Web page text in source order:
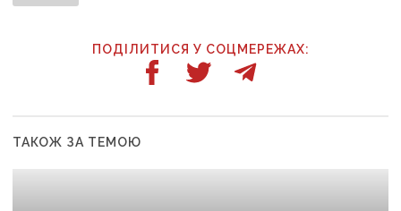
ПОДІЛИТИСЯ У СОЦМЕРЕЖАХ:
ТАКОЖ ЗА ТЕМОЮ